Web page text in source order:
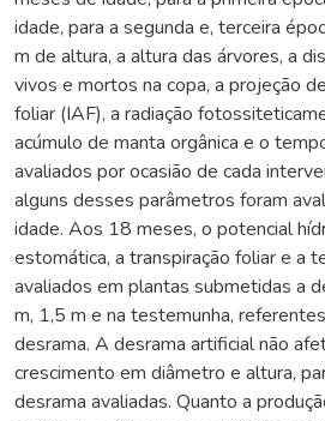
idade, para a segunda e, terceira
m de altura, a altura das árvores, a
vivos e mortos na copa, a projeção
foliar (IAF), a radiação
acúmulo de manta orgânica e o
avaliados por ocasião de cada
alguns desses parâmetros foram
idade. Aos 18 meses, o potencial
estomática, a transpiração foliar e a
avaliados em plantas submetidas a
m, 1,5 m e na testemunha,
desrama. A desrama artificial não
crescimento em diâmetro e altura,
desrama avaliadas. Quanto a